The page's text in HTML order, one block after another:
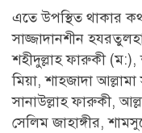
এতে উপস্থিত থাকার
সাজ্জাদানশীন
শহীদুল্লাহ ফারুকী
মিয়া, শাহজাদা
সানাউল্লাহ ফারুকী,
সেলিম জাহাঙ্গীর,